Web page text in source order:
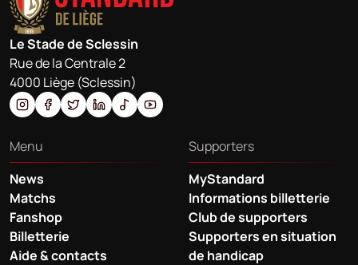
Le Stade de Sclessin
Rue de la Centrale 2
4000 Liège (Sclessin)
Menu
News
Matchs
Fanshop
Billetterie
Aide & contacts
Supporters
MyStandard
Informations billetterie
Club de supporters
Supporters en situation
de handicap